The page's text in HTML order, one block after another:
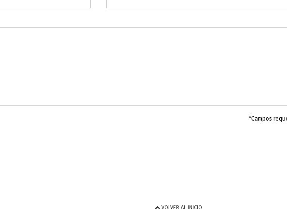
*Campos
VOLVER AL INICIO